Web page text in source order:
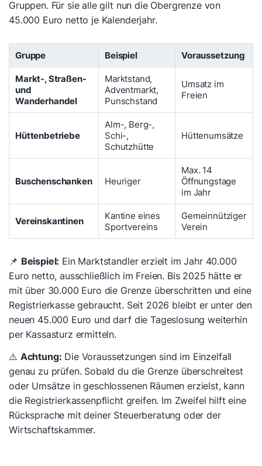
Gruppen. Für sie alle gilt nun die Obergrenze von
45.000 Euro netto je Kalenderjahr.
Gruppe Beispiel
Voraussetzung
Markt-, Straßen-
und
Wanderhandel
Marktstand,
Adventmarkt,
Punschstand
Umsatz im
Freien
Hüttenbetriebe
Alm-, Berg-,
Schi-,
Schutzhütte
Hüttenumsätze
Buschenschanken Heuriger
Max. 14
Öffnungstage
im Jahr
Vereinskantinen
Kantine eines
Sportvereins
Gemeinnütziger
Verein
📌 Beispiel: Ein Marktstandler erzielt im Jahr 40.000
Euro netto, ausschließlich im Freien. Bis 2025 hätte er
mit über 30.000 Euro die Grenze überschritten und eine
Registrierkasse gebraucht. Seit 2026 bleibt er unter den
neuen 45.000 Euro und darf die Tageslosung weiterhin
per Kassasturz ermitteln.
⚠️ Achtung: Die Voraussetzungen sind im Einzelfall
genau zu prüfen. Sobald du die Grenze überschreitest
oder Umsätze in geschlossenen Räumen erzielst, kann
die Registrierkassenpflicht greifen. Im Zweifel hilft eine
Rücksprache mit deiner Steuerberatung oder der
Wirtschaftskammer.